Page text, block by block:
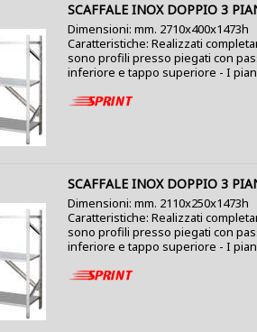
SCAFFALE INOX DOPPIO 3
Dimensioni: mm. 2710x400x1473h
Caratteristiche: Realizzati
sono profili presso piegati con
inferiore e tappo superiore - I
SCAFFALE INOX DOPPIO 3
Dimensioni: mm. 2110x250x1473h
Caratteristiche: Realizzati
sono profili presso piegati con
inferiore e tappo superiore - I